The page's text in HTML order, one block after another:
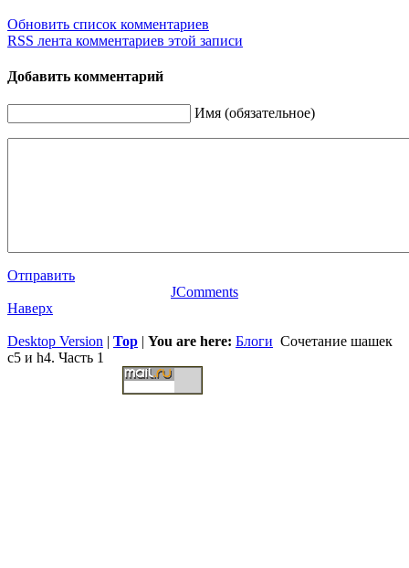
Обновить список комментариев
RSS лента комментариев этой записи
Добавить комментарий
Имя (обязательное)
Отправить
JComments
Наверх
Desktop Version | Top | You are here: Блоги Сочетание шашек
c5 и h4. Часть 1